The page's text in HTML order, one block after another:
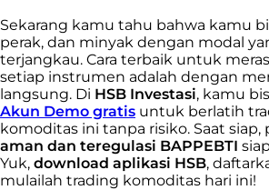
Sekarang kamu tahu bahwa kamu
perak, dan minyak dengan modal
terjangkau. Cara terbaik untuk
setiap instrumen adalah dengan
langsung. Di HSB Investasi, kamu
Akun Demo gratis untuk berlatih
komoditas ini tanpa risiko. Saat siap,
aman dan teregulasi BAPPEBTI
Yuk, download aplikasi HSB,
mulailah trading komoditas hari ini!